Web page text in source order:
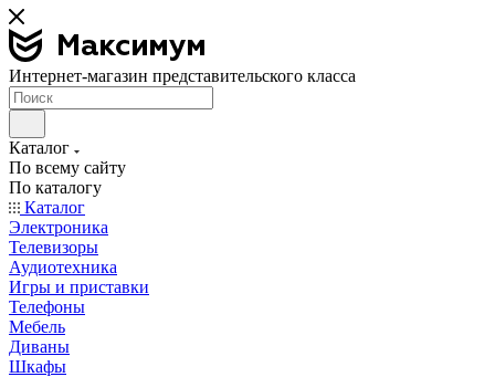
Интернет-магазин представительского класса
Каталог
По всему сайту
По каталогу
Каталог
Электроника
Телевизоры
Аудиотехника
Игры и приставки
Телефоны
Мебель
Диваны
Шкафы